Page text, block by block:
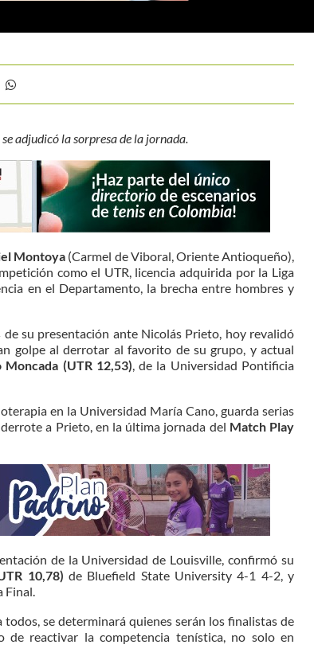
adjudicó la sorpresa de la jornada.
Montoya (Carmel de Viboral, Oriente Antioqueño),
como el UTR, licencia adquirida por la Liga
en el Departamento, la brecha entre hombres y
de su presentación ante Nicolás Prieto, hoy revalidó
golpe al derrotar al favorito de su grupo, y actual
Moncada (UTR 12,53) , de la Universidad Pontificia
en la Universidad María Cano, guarda serias
a Prieto, en la última jornada del Match Play
de la Universidad de Louisville, confirmó su
10,78) de Bluefield State University 4-1 4-2, y
Final.
se determinará quienes serán los finalistas de
de reactivar la competencia tenística, no solo en